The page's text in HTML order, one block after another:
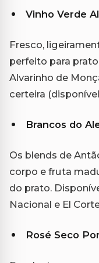
Vinho Verde
Fresco,
perfeito para
Alvarinho de
certeira
Brancos do
Os blends de
corpo e fruta
do prato.
Nacional e El
Rosé Seco